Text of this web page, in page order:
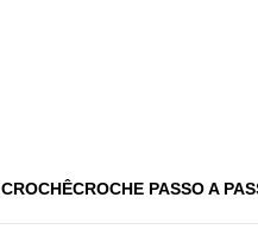
CROCHÊCROCHE PASSO A